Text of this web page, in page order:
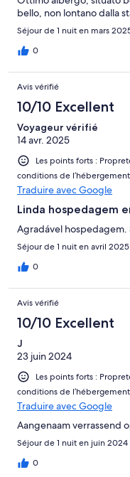
bello, non lontano dalla
Séjour de 1 nuit en mars
0
Avis vérifié
10/10 Excellent
Voyageur vérifié
14 avr. 2025
Les points forts :
conditions de
Traduire avec Google
Linda hospedagem
Agradável
Séjour de 1 nuit en avril 2025
0
Avis vérifié
10/10 Excellent
J
23 juin 2024
Les points forts :
conditions de
Traduire avec Google
Aangenaam verrassend
Séjour de 1 nuit en juin 2024
0